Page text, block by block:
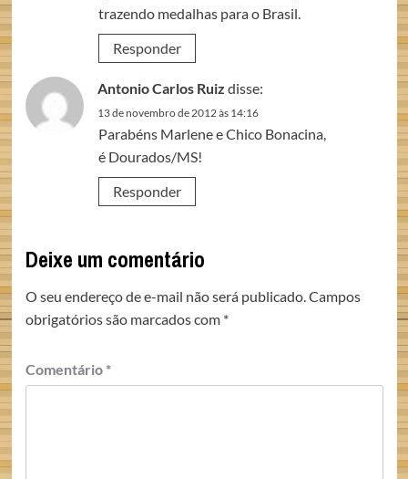
trazendo medalhas para o Brasil.
Responder
Antonio Carlos Ruiz disse:
13 de novembro de 2012 às 14:16
Parabéns Marlene e Chico Bonacina,
é Dourados/MS!
Responder
Deixe um comentário
O seu endereço de e-mail não será publicado. Campos
obrigatórios são marcados com *
Comentário *